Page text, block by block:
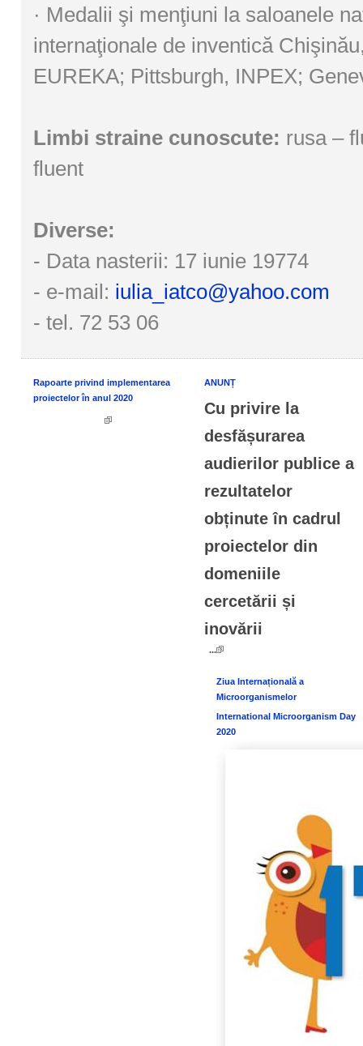
· Medalii şi menţiuni la saloanele
internaţionale de inventică
EUREKA; Pittsburgh, INPEX;
Limbi straine cunoscute: rusa –
fluent
Diverse:
- Data nasterii: 17 iunie 19774
- e-mail: iulia_iatco@yahoo.com
- tel. 72 53 06
Rapoarte privind implementarea
proiectelor în anul 2020
ANUNȚ
Cu privire la
desfășurarea
audierilor publice a
rezultatelor
obținute în cadrul
proiectelor din
domeniile
cercetării și
inovării
...
Ziua Internațională a
Microorganismelor
International Microorganism Day
2020